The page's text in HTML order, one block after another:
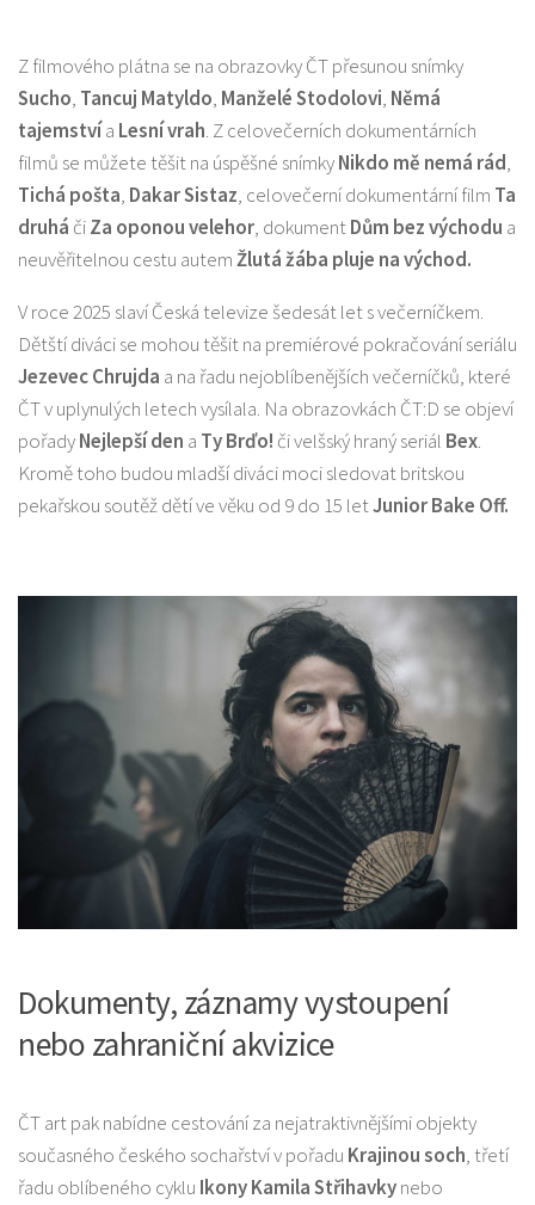
Z filmového plátna se na obrazovky ČT přesunou snímky
Sucho, Tancuj Matyldo, Manželé Stodolovi, Němá
tajemstvía Lesní vrah. Z celovečerních dokumentárních
filmů se můžete těšit na úspěšné snímkyNikdo mě nemá rád,
Tichá pošta, Dakar Sistaz, celovečerní dokumentární film Ta
druhá čiZa oponou velehor, dokumentDům bez východu a
neuvěřitelnou cestu autemŽlutá žába pluje na východ.
V roce 2025 slaví Česká televize šedesát let s večerníčkem.
Dětští diváci se mohou těšit na premiérové pokračování seriálu
Jezevec Chrujda a na řadu nejoblíbenějších večerníčků, které
ČT v uplynulých letech vysílala. Na obrazovkách ČT:D se objeví
pořadyNejlepší den a Ty Brďo! či velšský hraný seriál Bex.
Kromě toho budou mladší diváci moci sledovat britskou
pekařskou soutěž dětí ve věku od 9 do 15 letJunior Bake Off.
Dokumenty, záznamy vystoupení
nebo zahraniční akvizice
ČT art pak nabídne cestování za nejatraktivnějšími objekty
současného českého sochařství v pořadu Krajinou soch, třetí
řadu oblíbeného cyklu Ikony Kamila Střihavkynebo